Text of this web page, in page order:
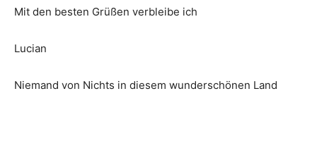
Mit den besten Grüßen verbleibe ich
Lucian
Niemand von Nichts in diesem wunderschönen Land